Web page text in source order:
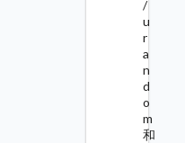
/
u
r
a
n
d
o
m
和